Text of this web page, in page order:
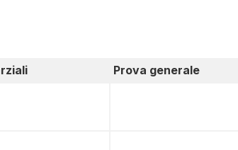
Prova generale